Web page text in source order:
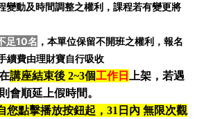
變動及時間調整之權利，課程若有變更將
足10名 ，本單位保留不開班之權利，報名
續費由理財寶自行吸收
講座結束後 2~3個工作日 上架，若遇
會順延上假時間。
您點擊播放按鈕起，31日內 無限次觀